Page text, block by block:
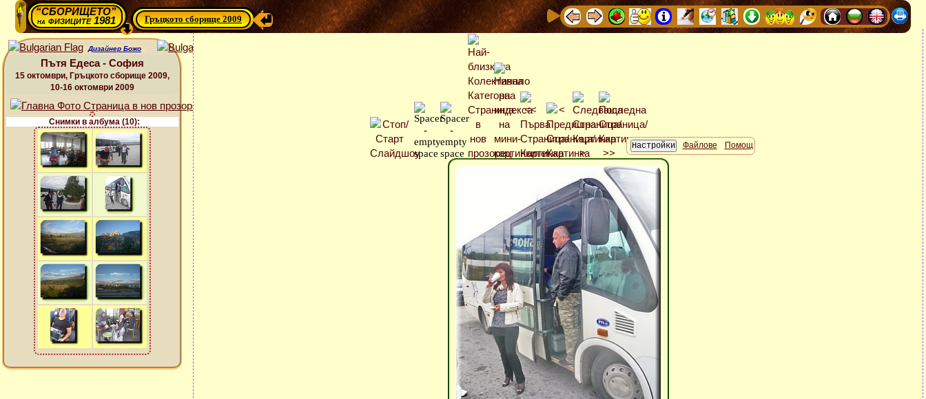
“СБОРИЩЕТО”
нафизиците 1981 Гръцкото сборище 2009
Дизайнер Божо
Пътя Едеса - София
15 октомври, Гръцкото сборище 2009,
10-16 октомври 2009
Снимки в албума (10):
Файлове Помощ